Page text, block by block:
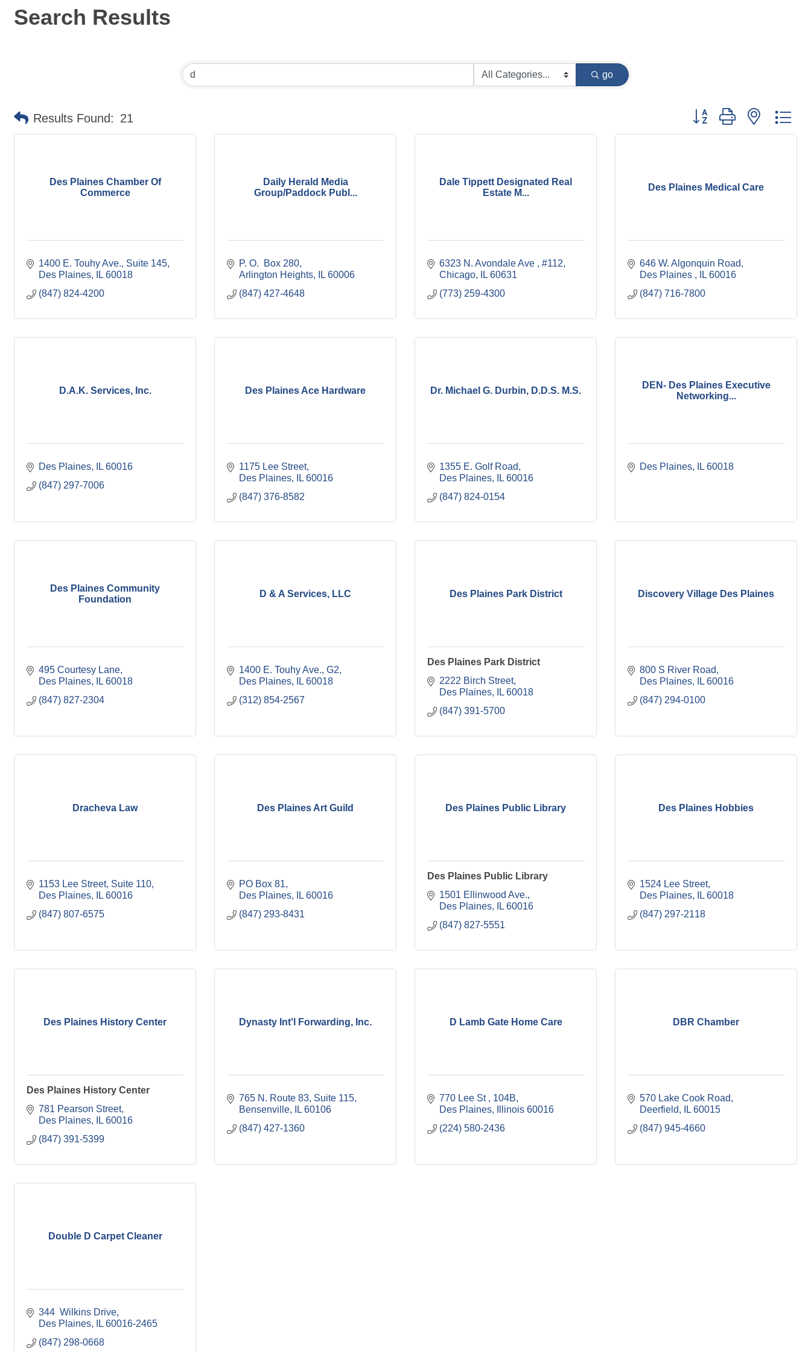
Search Results
go
Results Found: 21 Button group with nested
Des Plaines Chamber Of
Commerce
1400 E. Touhy Ave. Suite 145
Des Plaines
IL 60018
(847) 824-4200
Daily Herald Media
Group/Paddock Publ...
P. O.  Box 280
Arlington Heights
IL 60006
(847) 427-4648
Dale Tippett Designated Real
Estate M...
6323 N. Avondale Ave
#112
Chicago
IL 60631
(773) 259-4300
Des Plaines Medical Care
646 W. Algonquin Road
Des Plaines
IL 60016
(847) 716-7800
D.A.K. Services, Inc.
Des Plaines IL 60016
(847) 297-7006
Des Plaines Ace Hardware
1175 Lee Street
Des Plaines
IL 60016
(847) 376-8582
Dr. Michael G. Durbin, D.D.S. M.S.
1355 E. Golf Road
Des Plaines
IL 60016
(847) 824-0154
DEN- Des Plaines Executive
Networking...
Des Plaines IL 60018
Des Plaines Community
Foundation
495 Courtesy Lane
Des Plaines
IL 60018
(847) 827-2304
D & A Services, LLC
1400 E. Touhy Ave. G2
Des Plaines
IL 60018
(312) 854-2567
Des Plaines Park District
Des Plaines Park District
2222 Birch Street
Des Plaines
IL 60018
(847) 391-5700
Discovery Village Des Plaines
800 S River Road
Des Plaines
IL 60016
(847) 294-0100
Dracheva Law
1153 Lee Street Suite 110
Des Plaines
IL 60016
(847) 807-6575
Des Plaines Art Guild
PO Box 81
Des Plaines
IL 60016
(847) 293-8431
Des Plaines Public Library
Des Plaines Public Library
1501 Ellinwood Ave.
Des Plaines
IL 60016
(847) 827-5551
Des Plaines Hobbies
1524 Lee Street
Des Plaines
IL 60018
(847) 297-2118
Des Plaines History Center
Des Plaines History Center
781 Pearson Street
Des Plaines
IL 60016
(847) 391-5399
Dynasty Int'l Forwarding, Inc.
765 N. Route 83 Suite 115
Bensenville
IL 60106
(847) 427-1360
D Lamb Gate Home Care
770 Lee St
104B
Des Plaines
Illinois 60016
(224) 580-2436
DBR Chamber
570 Lake Cook Road
Deerfield
IL 60015
(847) 945-4660
Double D Carpet Cleaner
344  Wilkins Drive
Des Plaines
IL 60016-2465
(847) 298-0668